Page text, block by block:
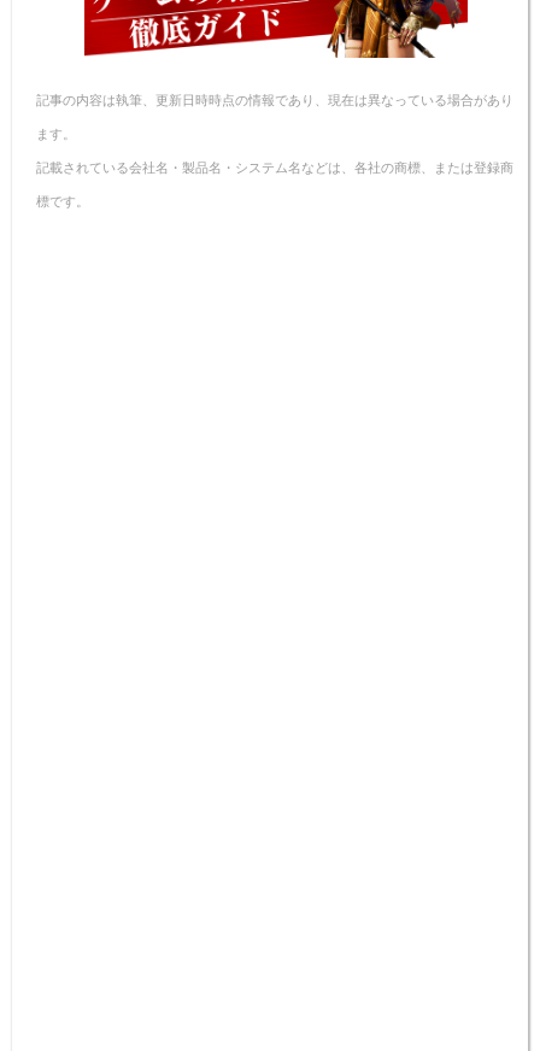
記事の内容は執筆、更新日時時点の情報であり、現在は異なっている場合があり
ます。
記載されている会社名・製品名・システム名などは、各社の商標、または登録商
標です。